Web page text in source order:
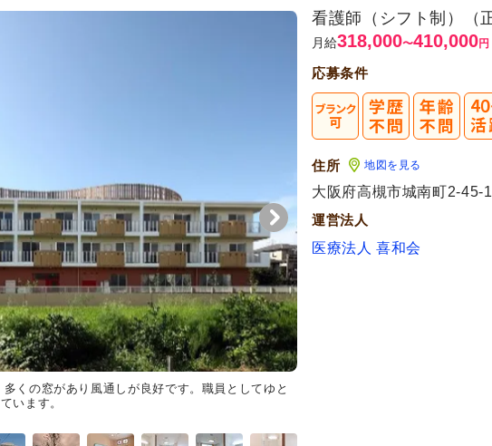
くの窓があり風通しが良好です。職員としてゆと
います。
看護師（シフト制）（
月給318,000〜410,000円
応募条件
住所 地図を見る
大阪府高槻市城南町2-45-
運営法人
医療法人 喜和会